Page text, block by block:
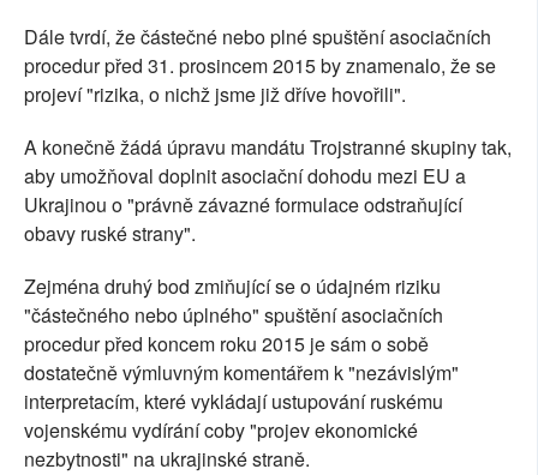
Dále tvrdí, že částečné nebo plné spuštění asociačních
procedur před 31. prosincem 2015 by znamenalo, že se
projeví "rizika, o nichž jsme již dříve hovořili".
A konečně žádá úpravu mandátu Trojstranné skupiny tak,
aby umožňoval doplnit asociační dohodu mezi EU a
Ukrajinou o "právně závazné formulace odstraňující
obavy ruské strany".
Zejména druhý bod zmiňující se o údajném riziku
"částečného nebo úplného" spuštění asociačních
procedur před koncem roku 2015 je sám o sobě
dostatečně výmluvným komentářem k "nezávislým"
interpretacím, které vykládají ustupování ruskému
vojenskému vydírání coby "projev ekonomické
nezbytnosti" na ukrajinské straně.